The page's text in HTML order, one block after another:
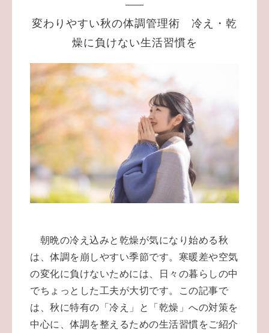
変わりやすい秋の体調管理術 冷え・乾
燥に負けない生活習慣を
朝晩の冷え込みと乾燥が気になり始める秋
は、体調を崩しやすい季節です。寒暖差や空気
の変化に負けないためには、日々の暮らしの中
でちょっとした工夫が大切です。この記事で
は、秋に特有の「冷え」と「乾燥」への対策を
中心に、体調を整えるための生活習慣をご紹介